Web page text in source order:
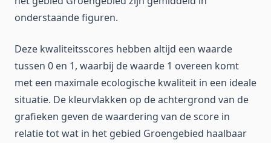
onderstaande figuren.
Deze kwaliteitsscores hebben altijd een waarde
tussen 0 en 1, waarbij de waarde 1 overeen komt
met een maximale ecologische kwaliteit in een ideale
situatie. De kleurvlakken op de achtergrond van de
grafieken geven de waardering van de score in
relatie tot wat in het gebied Groengebied haalbaar